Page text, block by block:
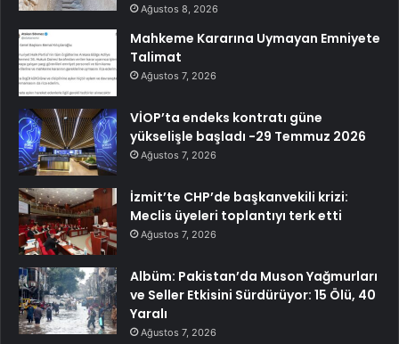
Ağustos 8, 2026
Mahkeme Kararına Uymayan Emniyete
Talimat
Ağustos 7, 2026
VİOP’ta endeks kontratı güne
yükselişle başladı -29 Temmuz 2026
Ağustos 7, 2026
İzmit’te CHP’de başkanvekili krizi:
Meclis üyeleri toplantıyı terk etti
Ağustos 7, 2026
Albüm: Pakistan’da Muson Yağmurları
ve Seller Etkisini Sürdürüyor: 15 Ölü, 40
Yaralı
Ağustos 7, 2026